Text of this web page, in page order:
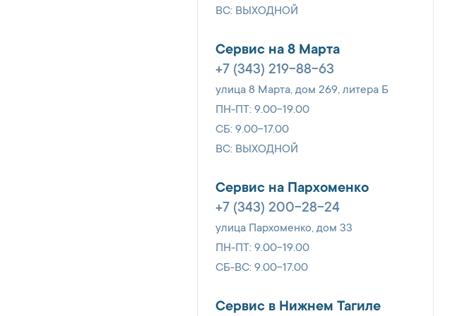
ВС: ВЫХОДНОЙ
Сервис на 8 Марта
+7 (343) 219-88-63
улица 8 Марта, дом 269, литера Б
ПН-ПТ: 9.00-19.00
СБ: 9.00-17.00
ВС: ВЫХОДНОЙ
Сервис на Пархоменко
+7 (343) 200-28-24
улица Пархоменко, дом 33
ПН-ПТ: 9.00-19.00
СБ-ВС: 9.00-17.00
Сервис в Нижнем Тагиле